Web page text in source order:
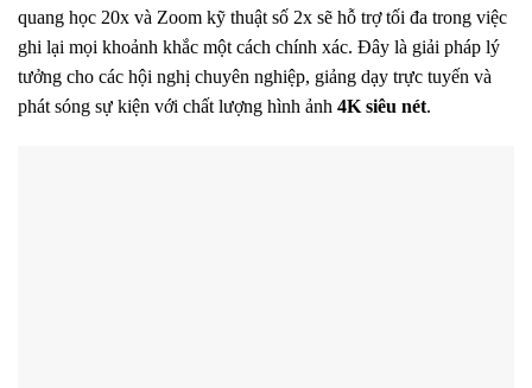
quang học 20x và Zoom kỹ thuật số 2x sẽ hỗ trợ tối đa trong việc
ghi lại mọi khoảnh khắc một cách chính xác. Đây là giải pháp lý
tưởng cho các hội nghị chuyên nghiệp, giảng dạy trực tuyến và
phát sóng sự kiện với chất lượng hình ảnh 4K siêu nét.